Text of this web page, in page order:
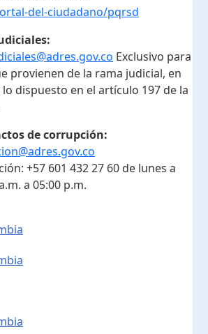
del-ciudadano/pqrsd
Exclusivo para
provienen de la rama judicial, en
dispuesto en el artículo 197 de la
de corrupción:
+57 601 432 27 60 de lunes a
a 05:00 p.m.